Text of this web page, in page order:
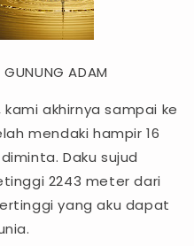
ADAM
akhirnya sampai ke
mendaki hampir 16
Daku sujud
2243 meter dari
yang aku dapat